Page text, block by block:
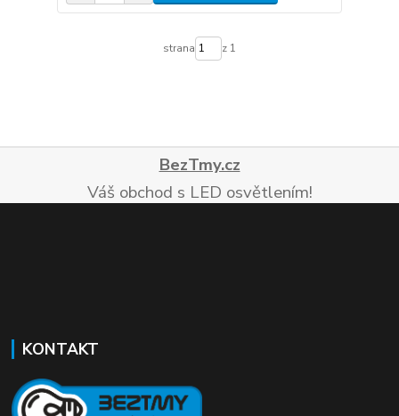
strana z 1
BezTmy.cz
Váš obchod s LED osvětlením!
KONTAKT